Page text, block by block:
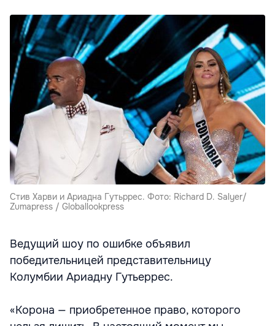
Стив Харви и Ариадна Гутьррес. Фото: Richard D. Salyer/
Zumapress / Globallookpress
Ведущий шоу по ошибке объявил
победительницей представительницу
Колумбии Ариадну Гутьеррес.
«Корона — приобретенное право, которого